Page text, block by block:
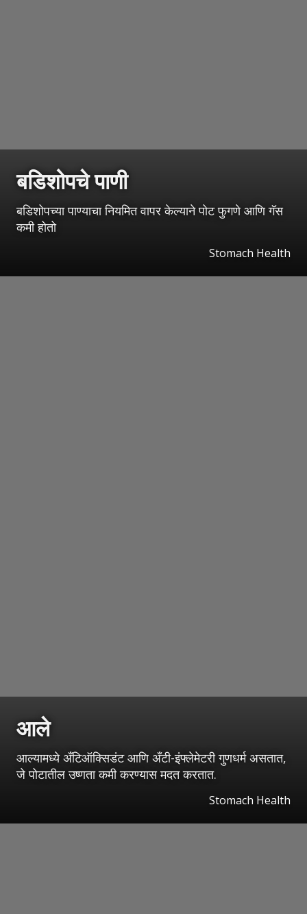
बडिशोपचे पाणी
बडिशोपच्या पाण्याचा नियमित वापर केल्याने पोट फुगणे आणि गॅस
कमी होतो
Stomach Health
आले
आल्यामध्ये अँटिऑक्सिडंट आणि अँटी-इंफ्लेमेटरी गुणधर्म असतात,
जे पोटातील उष्णता कमी करण्यास मदत करतात.
Stomach Health